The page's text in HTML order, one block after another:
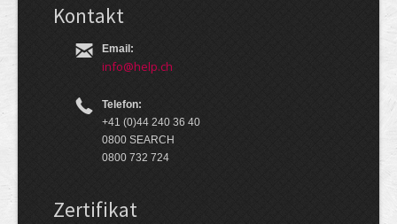
Kontakt
Email:
info@help.ch
Telefon:
+41 (0)44 240 36 40
0800 SEARCH
0800 732 724
Zertifikat